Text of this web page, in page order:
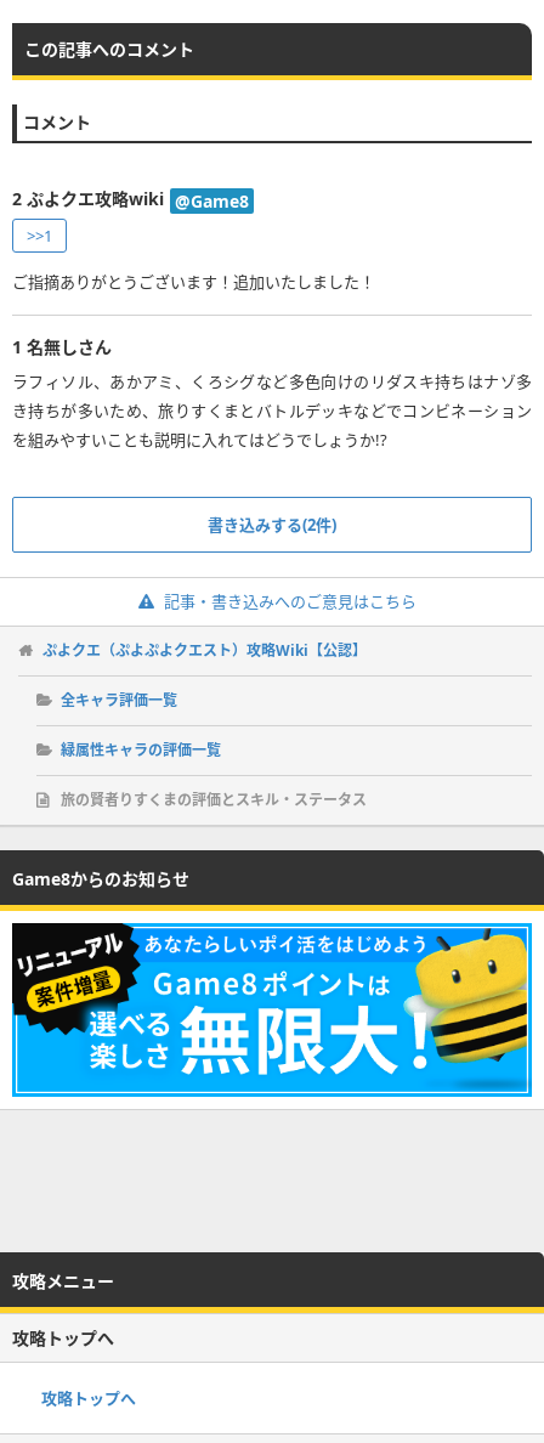
この記事へのコメント
コメント
2 ぷよクエ攻略wiki @Game8
>>1
ご指摘ありがとうございます！追加いたしました！
1 名無しさん
ラフィソル、あかアミ、くろシグなど多色向けのリダスキ持ちはナゾ多
き持ちが多いため、旅りすくまとバトルデッキなどでコンビネーション
を組みやすいことも説明に入れてはどうでしょうか!?
書き込みする(2件)
記事・書き込みへのご意見はこちら
ぷよクエ（ぷよぷよクエスト）攻略Wiki【公認】
全キャラ評価一覧
緑属性キャラの評価一覧
旅の賢者りすくまの評価とスキル・ステータス
Game8からのお知らせ
攻略メニュー
攻略トップへ
攻略トップへ